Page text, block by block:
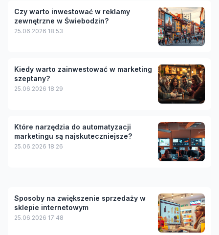
Czy warto inwestować w reklamy
zewnętrzne w Świebodzin?
25.06.2026 18:53
Kiedy warto zainwestować w marketing
szeptany?
25.06.2026 18:29
Które narzędzia do automatyzacji
marketingu są najskuteczniejsze?
25.06.2026 18:26
Sposoby na zwiększenie sprzedaży w
sklepie internetowym
25.06.2026 17:48